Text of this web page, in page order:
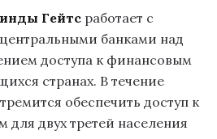
Гейтс работает с
банками над
доступа к финансовым
странах. В течение
обеспечить доступ к
для двух третей населения